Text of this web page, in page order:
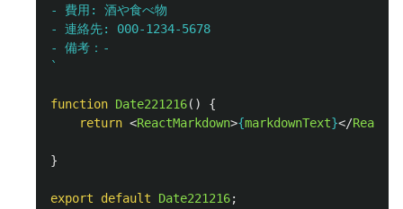
- 費用: 酒や食べ物
- 連絡先: 000-1234-5678
- 備考：-
`
function Date221216()
{
return <ReactMarkdown>{markdownText}</
}
export default Date221216;